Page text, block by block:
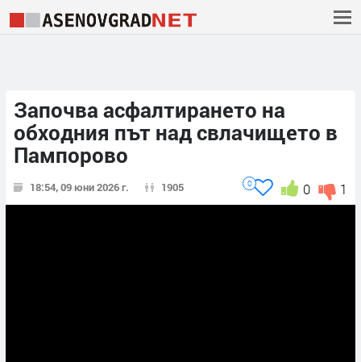
Започва асфалтирането на
обходния път над свлачището в
Пампорово
18:54, 09 юни 2026 г. 1905 1
0
0